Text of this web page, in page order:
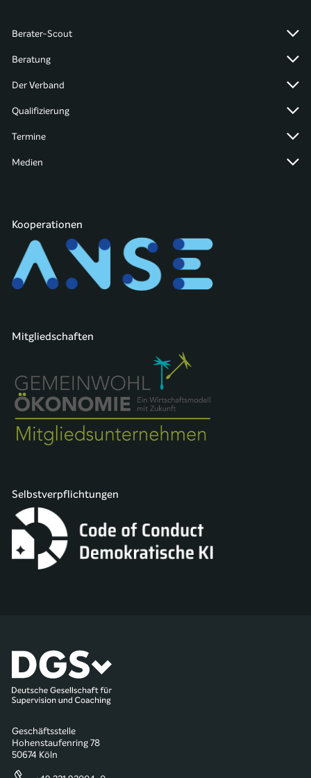
Berater-Scout
Beratung
Der Verband
Qualifizierung
Termine
Medien
Kooperationen
Mitgliedschaften
Selbstverpflichtungen
Geschäftsstelle
Hohenstaufenring 78
50674 Köln